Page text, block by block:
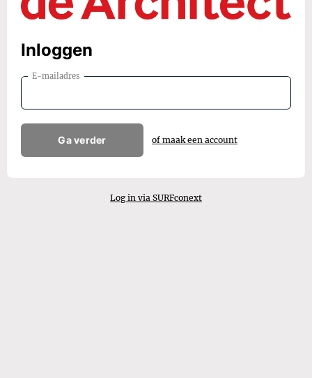
Inloggen
E-mailadres
Ga verder of maak een account
Log in via SURFconext